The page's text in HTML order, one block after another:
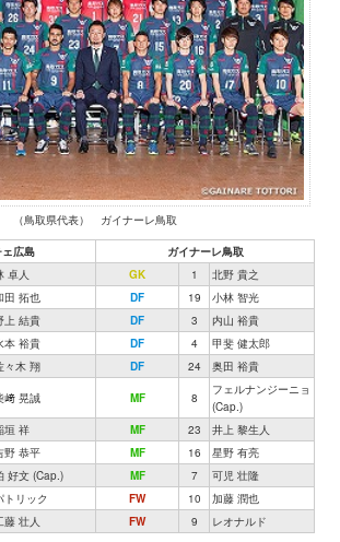
（鳥取県代表） ガイナーレ鳥取
広島
ガイナーレ鳥取
卓人 GK 1
北野 貴之
田 拓也 DF 19
小林 智光
上 結貴 DF 3
内山 裕貴
本 裕貴 DF 4
甲斐 健太郎
々木 翔 DF 24 奥田 裕貴
﨑 晃誠 MF 8
フェルナンジーニョ
(Cap.)
垣 祥 MF 23
井上 黎生人
野 恭平 MF 16
星野 有亮
好文 (Cap.) MF 7
可児 壮隆
トリック FW 10
加藤 潤也
藤 壮人 FW 9 レオナルド